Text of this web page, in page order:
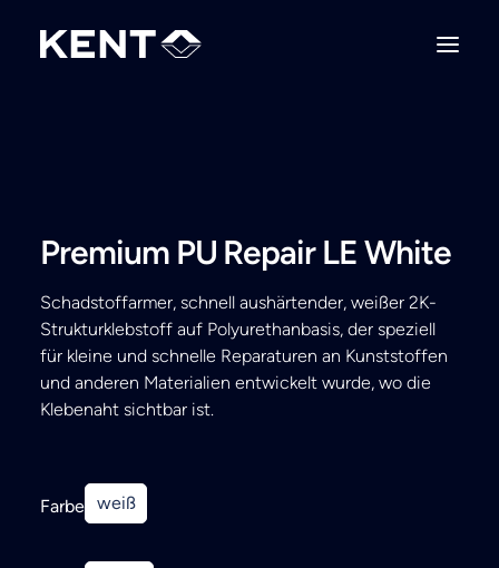
Search
Premium PU Repair LE White
Schadstoffarmer, schnell aushärtender, weißer 2K-
Strukturklebstoff auf Polyurethanbasis, der speziell
für kleine und schnelle Reparaturen an Kunststoffen
und anderen Materialien entwickelt wurde, wo die
Klebenaht sichtbar ist.
Farbe weiß